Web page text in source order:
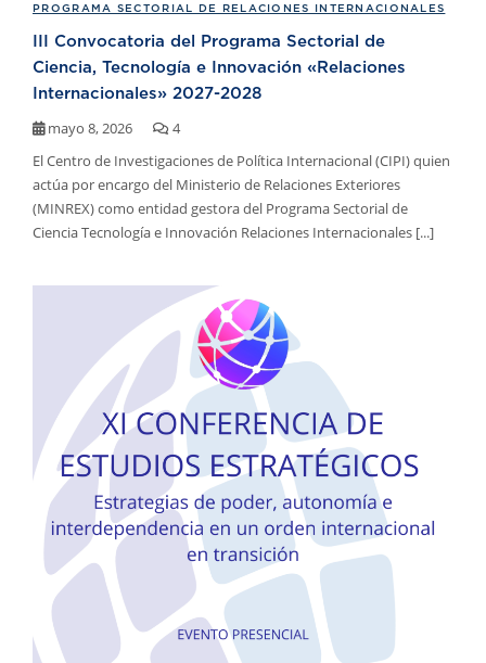
PROGRAMA SECTORIAL DE RELACIONES INTERNACIONALES
III Convocatoria del Programa Sectorial de
Ciencia, Tecnología e Innovación «Relaciones
Internacionales» 2027-2028
mayo 8, 2026
4
El Centro de Investigaciones de Política Internacional (CIPI) quien
actúa por encargo del Ministerio de Relaciones Exteriores
(MINREX) como entidad gestora del Programa Sectorial de
Ciencia Tecnología e Innovación Relaciones Internacionales [...]